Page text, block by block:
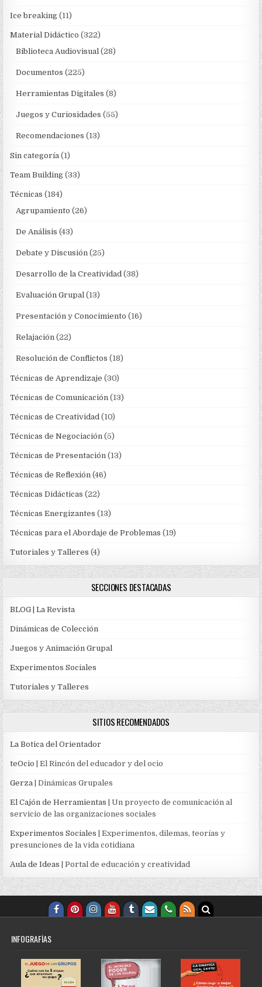
Ice breaking (11)
Material Didáctico (322)
Biblioteca Audiovisual (28)
Documentos (225)
Herramientas Digitales (8)
Juegos y Curiosidades (55)
Recomendaciones (13)
Sin categoría (1)
Team Building (33)
Técnicas (184)
Agrupamiento (26)
De Análisis (43)
Debate y Discusión (25)
Desarrollo de la Creatividad (38)
Evaluación Grupal (13)
Presentación y Conocimiento (16)
Relajación (22)
Resolución de Conflictos (18)
Técnicas de Aprendizaje (30)
Técnicas de Comunicación (13)
Técnicas de Creatividad (10)
Técnicas de Negociación (5)
Técnicas de Presentación (13)
Técnicas de Reflexión (46)
Técnicas Didácticas (22)
Técnicas Energizantes (13)
Técnicas para el Abordaje de Problemas (19)
Tutoriales y Talleres (4)
SECCIONES DESTACADAS
BLOG | La Revista
Dinámicas de Colección
Juegos y Animación Grupal
Experimentos Sociales
Tutoriales y Talleres
SITIOS RECOMENDADOS
La Botica del Orientador
teOcio | El Rincón del educador y del ocio
Gerza | Dinámicas Grupales
El Cajón de Herramientas | Un proyecto de comunicación al
servicio de las organizaciones sociales
Experimentos Sociales | Experimentos, dilemas, teorías y
presunciones de la vida cotidiana
Aula de Ideas | Portal de educación y creatividad
INFOGRAFÍAS